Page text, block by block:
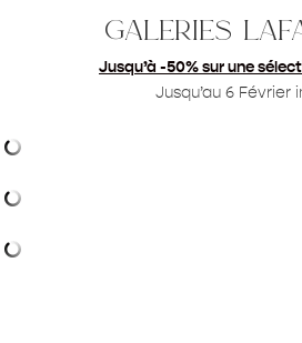
galeries
Jusqu’à -50% sur une
Jusqu’au 6 Février